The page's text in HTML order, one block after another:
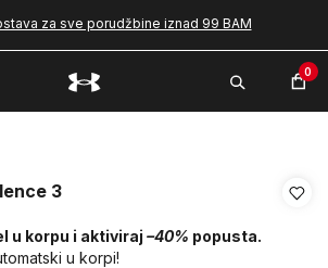
za sve porudžbine iznad 99 BAM
0
3
u korpu i aktiviraj –40% popusta.
u korpi!